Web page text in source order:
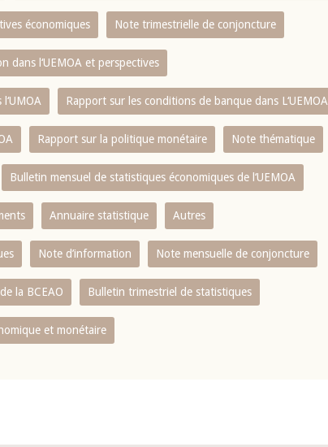
économiques Note trimestrielle de conjoncture
dans l‘UEMOA et perspectives
Rapport sur les conditions de banque dans L‘UEMOA
Rapport sur la politique monétaire Note thématique
Bulletin mensuel de statistiques économiques de l‘UEMOA
Annuaire statistique Autres
Note d’information Note mensuelle de conjoncture
la BCEAO Bulletin trimestriel de statistiques
et monétaire